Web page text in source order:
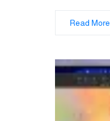
Read More